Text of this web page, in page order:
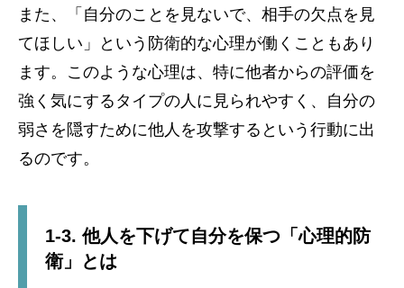
また、「自分のことを見ないで、相手の欠点を見
てほしい」という防衛的な心理が働くこともあり
ます。このような心理は、特に他者からの評価を
強く気にするタイプの人に見られやすく、自分の
弱さを隠すために他人を攻撃するという行動に出
るのです。
1-3. 他人を下げて自分を保つ「心理的防
衛」とは